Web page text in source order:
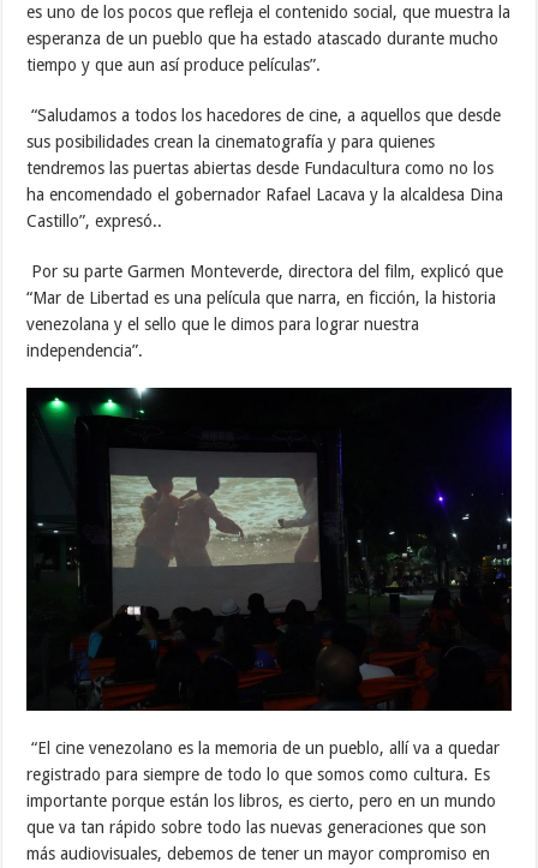
es uno de los pocos que refleja el contenido social, que muestra la
esperanza de un pueblo que ha estado atascado durante mucho
tiempo y que aun así produce películas”.
“Saludamos a todos los hacedores de cine, a aquellos que desde
sus posibilidades crean la cinematografía y para quienes
tendremos las puertas abiertas desde Fundacultura como no los
ha encomendado el gobernador Rafael Lacava y la alcaldesa Dina
Castillo”, expresó..
Por su parte Garmen Monteverde, directora del film, explicó que
“Mar de Libertad es una película que narra, en ficción, la historia
venezolana y el sello que le dimos para lograr nuestra
independencia”.
“El cine venezolano es la memoria de un pueblo, allí va a quedar
registrado para siempre de todo lo que somos como cultura. Es
importante porque están los libros, es cierto, pero en un mundo
que va tan rápido sobre todo las nuevas generaciones que son
más audiovisuales, debemos de tener un mayor compromiso en